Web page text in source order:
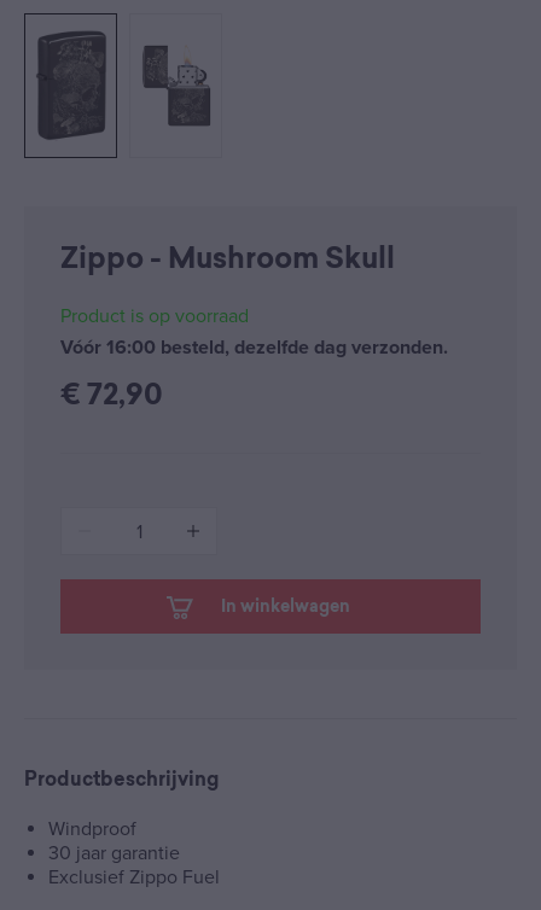
Zippo - Mushroom Skull
Product is op voorraad
Vóór 16:00 besteld, dezelfde dag verzonden.
€ 72,90
1
In winkelwagen
Productbeschrijving
Windproof
30 jaar garantie
Exclusief Zippo Fuel